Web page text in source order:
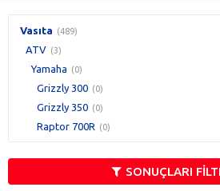
Vasıta (489)
ATV (3)
Yamaha (0)
Grizzly 300 (0)
Grizzly 350 (0)
Raptor 700R (0)
SONUÇLARI